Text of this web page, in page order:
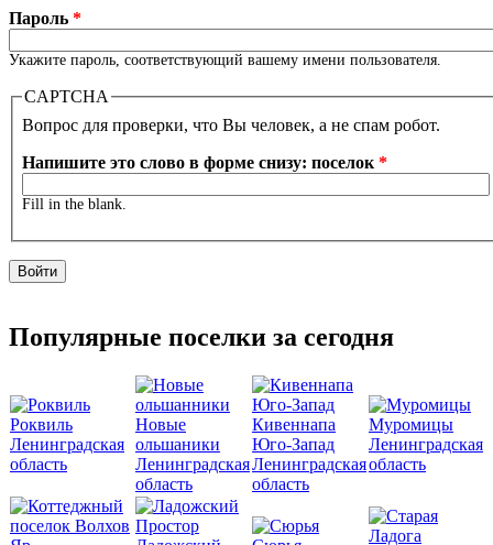
Пароль *
Укажите пароль, соответствующий вашему имени пользователя.
CAPTCHA
Вопрос для проверки, что Вы человек, а не спам робот.
Напишите это слово в форме снизу: поселок *
Fill in the blank.
Популярные поселки за сегодня
Роквиль
Ленинградская
область
Новые
ольшаники
Ленинградская
область
Кивеннапа
Юго-Запад
Ленинградская
область
Муромицы
Ленинградская
область